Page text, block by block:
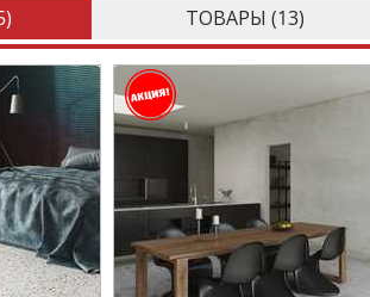
) ТОВАРЫ (13)